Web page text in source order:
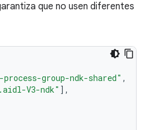
que no usen diferentes
group-ndk-shared" ,
V3-ndk" ],